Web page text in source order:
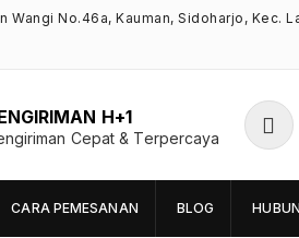
Wangi No.46a, Kauman, Sidoharjo, Kec.
H+1
Cepat & Terpercaya
CARA PEMESANAN BLOG